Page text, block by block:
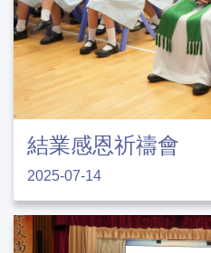
結業感恩祈禱會
2025-07-14